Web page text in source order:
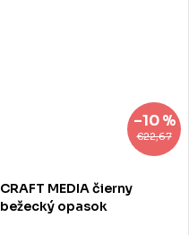
€22,67
–10 %
CRAFT MEDIA čierny
bežecký opasok